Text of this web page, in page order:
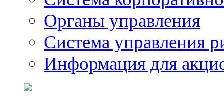
Органы управления
Система управления
Информация для